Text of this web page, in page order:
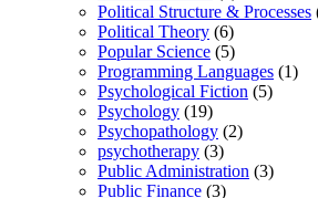
Political Structure & Processes
Political Theory (6)
Popular Science (5)
Programming Languages (1)
Psychological Fiction (5)
Psychology (19)
Psychopathology (2)
psychotherapy (3)
Public Administration (3)
Public Finance (3)